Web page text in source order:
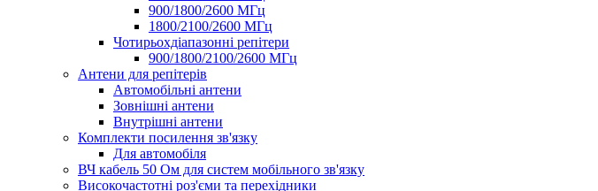
900/1800/2600 МГц
1800/2100/2600 МГц
Чотирьохдіапазонні репітери
900/1800/2100/2600 МГц
Антени для репітерів
Автомобільні антени
Зовнішні антени
Внутрішні антени
Комплекти посилення зв'язку
Для автомобіля
ВЧ кабель 50 Ом для систем мобільного зв'язку
Високочастотні роз'єми та перехідники